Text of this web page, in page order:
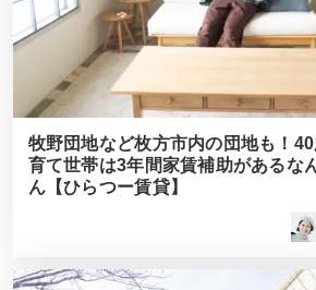
牧野団地など枚方市内の団地も！
育て世帯は3年間家賃補助があるな
ん【ひらつー賃貸】